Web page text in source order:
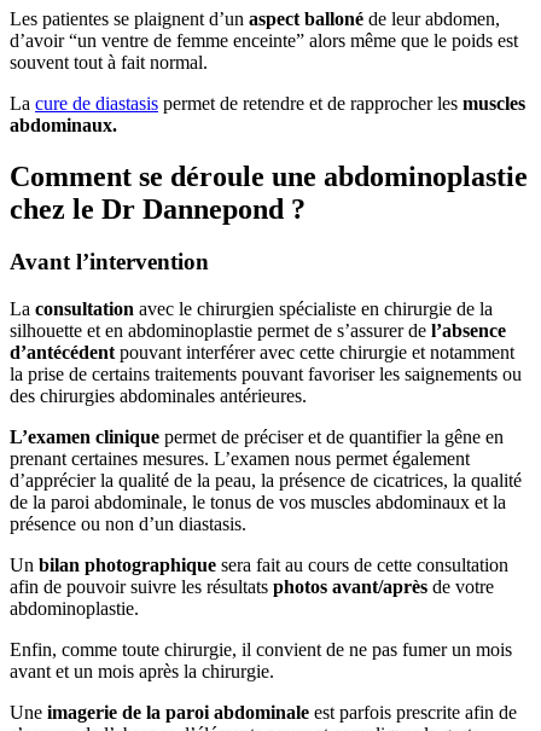
Les patientes se plaignent d’un aspect balloné de leur abdomen,
d’avoir “un ventre de femme enceinte” alors même que le poids est
souvent tout à fait normal.
La cure de diastasis permet de retendre et de rapprocher les muscles
abdominaux.
Comment se déroule une abdominoplastie
chez le Dr Dannepond ?
Avant l’intervention
La consultation avec le chirurgien spécialiste en chirurgie de la
silhouette et en abdominoplastie permet de s’assurer de l’absence
d’antécédent pouvant interférer avec cette chirurgie et notamment
la prise de certains traitements pouvant favoriser les saignements ou
des chirurgies abdominales antérieures.
L’examen clinique permet de préciser et de quantifier la gêne en
prenant certaines mesures. L’examen nous permet également
d’apprécier la qualité de la peau, la présence de cicatrices, la qualité
de la paroi abdominale, le tonus de vos muscles abdominaux et la
présence ou non d’un diastasis.
Un bilan photographique sera fait au cours de cette consultation
afin de pouvoir suivre les résultats photos avant/après de votre
abdominoplastie.
Enfin, comme toute chirurgie, il convient de ne pas fumer un mois
avant et un mois après la chirurgie.
Une imagerie de la paroi abdominale est parfois prescrite afin de